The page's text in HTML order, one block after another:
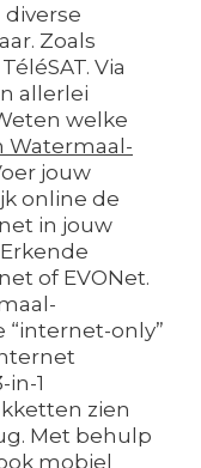
diverse
Zoals
Via
allerlei
welke
Watermaal-
jouw
online de
in jouw
of EVONet.
“internet-only”
1
zien
Met behulp
mobiel